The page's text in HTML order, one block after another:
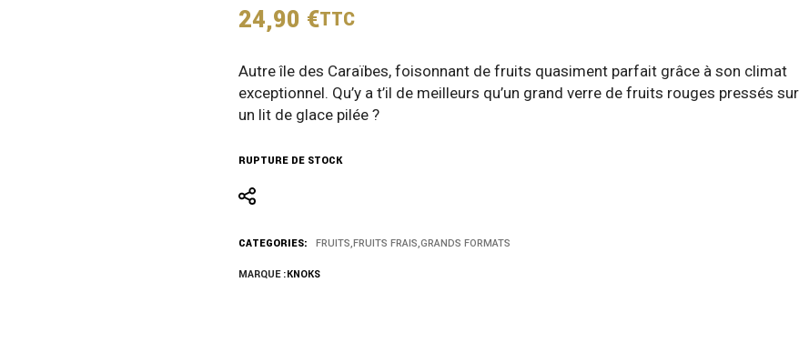
24,90 €TTC
Autre île des Caraïbes, foisonnant de fruits quasiment parfait grâce à son climat
exceptionnel. Qu’y a t’il de meilleurs qu’un grand verre de fruits rouges pressés sur
un lit de glace pilée ?
RUPTURE DE STOCK
CATEGORIES: FRUITS,FRUITS FRAIS,GRANDS FORMATS
MARQUE :KNOKS